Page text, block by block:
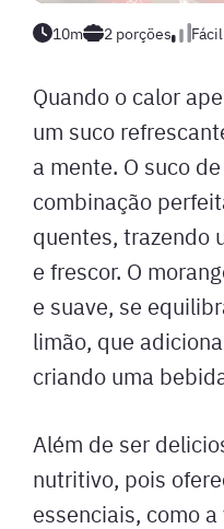
10m 2 porções Fácil
Quando o calor
um suco
a mente. O suco
combinação
quentes, trazendo
e frescor. O
e suave, se
limão, que
criando uma
Além de ser
nutritivo, pois
essenciais, como